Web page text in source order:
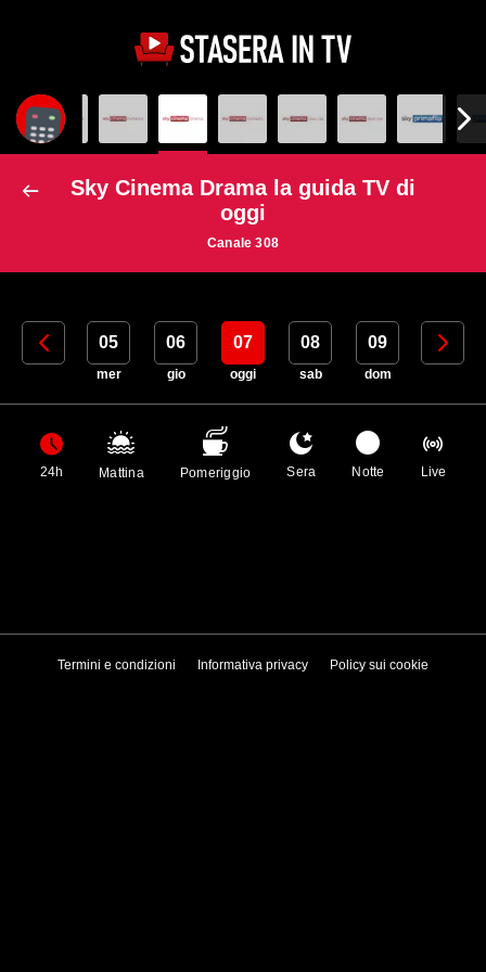
Sky Cinema Drama la guida TV di
oggi
Canale 308
04 05
mer
06
gio
07
oggi
08
sab
09
dom
10
24h Mattina Pomeriggio Sera Notte Live
Termini e condizioni Informativa privacy Policy sui cookie